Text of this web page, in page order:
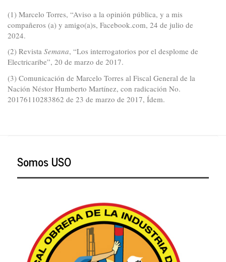
(1) Marcelo Torres, “Aviso a la opinión pública, y a mis
compañeros (a) y amigo(a)s, Facebook.com, 24 de julio de
2024.
(2) Revista Semana, “Los interrogatorios por el desplome de
Electricaribe”, 20 de marzo de 2017.
(3) Comunicación de Marcelo Torres al Fiscal General de la
Nación Néstor Humberto Martínez, con radicación No.
20176110283862 de 23 de marzo de 2017, Ídem.
Somos USO